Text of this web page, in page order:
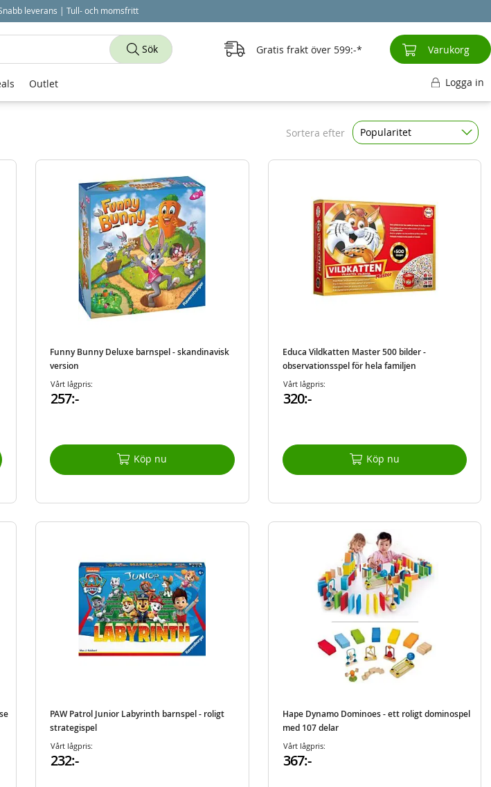
leverans | Tull- och momsfritt
Sortera efter Popularitet
Funny Bunny Deluxe barnspel - skandinavisk
version
Vårt lågpris:
257:-
Köp nu
Educa Vildkatten Master 500 bilder -
observationsspel för hela familjen
Vårt lågpris:
320:-
Köp nu
PAW Patrol Junior Labyrinth barnspel - roligt
strategispel
Vårt lågpris:
232:-
Hape Dynamo Dominoes - ett roligt dominospel
med 107 delar
Vårt lågpris:
367:-
Sök Gratis frakt över 599:- Varukorg
Outlet Logga in